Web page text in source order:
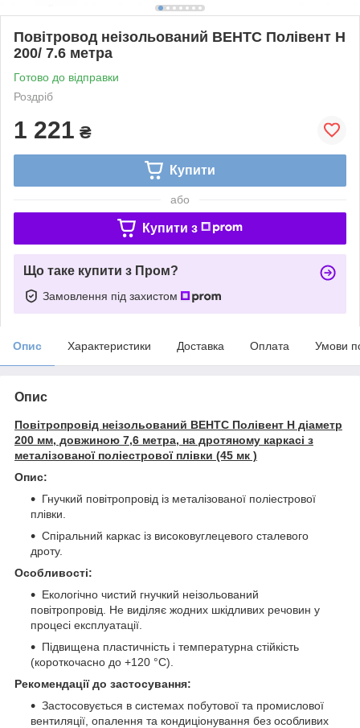
Повітровод неізольований ВЕНТС Полівент Н
200/ 7.6 метра
Готово до відправки
Роздріб
1 221 ₴
Купити
або
Купити з
Що таке купити з Пром?
Замовлення під захистом
Опис Характеристики Доставка Оплата Умови
Опис
Повітропровід неізольований ВЕНТС Полівент Н діаметр
200 мм, довжиною 7,6 метра, на дротяному каркасі з
металізованої поліестрової плівки (45 мк )
Опис:
Гнучкий повітропровід із металізованої поліестрової
плівки.
Спіральний каркас із високовуглецевого сталевого
дроту.
Особливості:
Екологічно чистий гнучкий неізольований
повітропровід. Не виділяє жодних шкідливих речовин у
процесі експлуатації.
Підвищена пластичність і температурна стійкість
(короткочасно до +120 °С).
Рекомендації до застосування:
Застосовується в системах побутової та промислової
вентиляції, опалення та кондиціонування без особливих